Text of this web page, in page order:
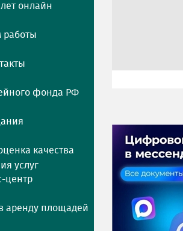
онлайн
работы
фонда РФ
качества
услуг
центр
аренду площадей